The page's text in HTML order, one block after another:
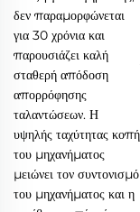
δεν παραμορφώνεται
για 30 χρόνια και
παρουσιάζει καλή
σταθερή απόδοση
απορρόφησης
ταλαντώσεων. Η
υψηλής ταχύτητας κοπή
του μηχανήματος
μειώνει τον συντονισμό
του μηχανήματος και η